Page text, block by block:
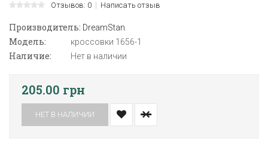
Отзывов: 0 Написать отзыв
Производитель: DreamStan
Модель: кроссовки 1656-1
Наличие: Нет в наличии
205.00 грн
НЕТ В НАЛИЧИИ